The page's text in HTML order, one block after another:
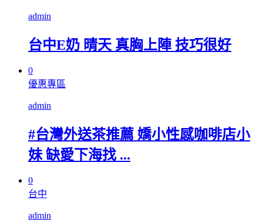
admin
台中E奶 晴天 真胸上陣 技巧很好
0
優惠專區
admin
#台灣外送茶推薦 嬌小性感咖啡店小
妹 缺愛下海找 ...
0
台中
admin